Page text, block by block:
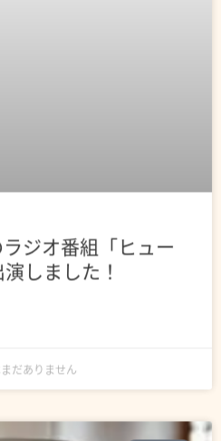
ジオ番組「ヒュー
しました！
だありません